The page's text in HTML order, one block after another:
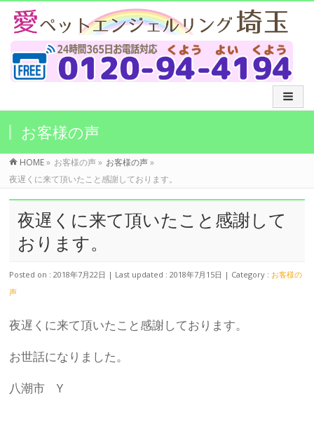
お客様の声
HOME» お客様の声 » お客様の声»
夜遅くに来て頂いたこと感謝しております。
夜遅くに来て頂いたこと感謝して
おります。
Posted on : 2018年7月22日 Last updated : 2018年7月15日 Category : お客様の
声
夜遅くに来て頂いたこと感謝しております。
お世話になりました。
八潮市 Y